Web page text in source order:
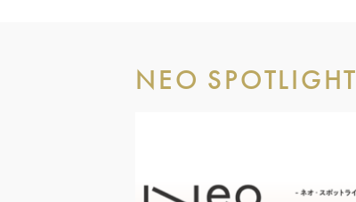
NEO SPOTLIGHT